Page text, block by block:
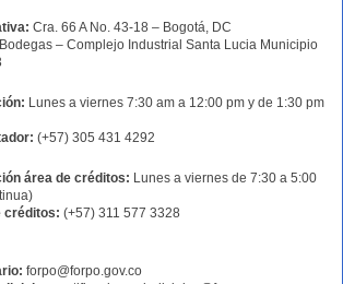
Cra. 66 A No. 43-18 – Bogotá, DC
Bodegas – Complejo Industrial Santa Lucia Municipio
Lunes a viernes 7:30 am a 12:00 pm y de 1:30 pm
(+57) 305 431 4292
área de créditos: Lunes a viernes de 7:30 a 5:00
créditos: (+57) 311 577 3328
forpo@forpo.gov.co